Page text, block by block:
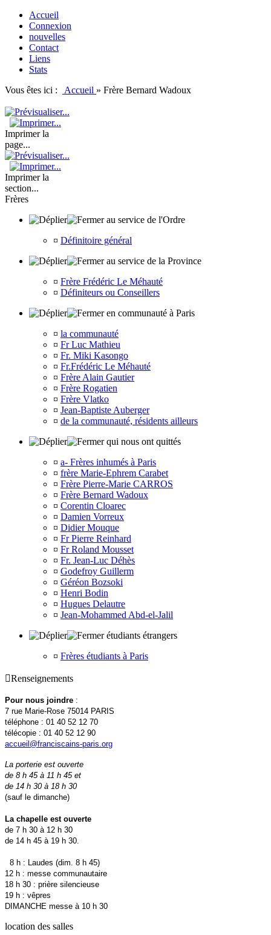
Accueil
Connexion
nouvelles
Contact
Liens
Stats
Vous êtes ici :
Accueil » Frère Bernard Wadoux
Imprimer la
page...
Imprimer la
section...
Frères
au service de l'Ordre
¤ Définitoire général
au service de la Province
¤ Frère Frédéric Le Méhauté
¤ Définiteurs ou Conseillers
en communauté à Paris
¤ la communauté
¤ Fr Luc Mathieu
¤ Fr. Miki Kasongo
¤ Fr.Frédéric Le Méhauté
¤ Frère Alain Gautier
¤ Frère Rogatien
¤ Frère Vlatko
¤ Jean-Baptiste Auberger
¤ de la communauté, résidents ailleurs
qui nous ont quittés
¤ a- Frères inhumés à Paris
¤ frère Marie-Ephrem Carabet
¤ Frère Pierre-Marie CARROS
¤ Frère Bernard Wadoux
¤ Corentin Cloarec
¤ Damien Vorreux
¤ Didier Mouque
¤ Fr Pierre Reinhard
¤ Fr Roland Mousset
¤ Fr. Jean-Luc Déhès
¤ Godefroy Guillerm
¤ Géréon Bozsoki
¤ Henri Bodin
¤ Hugues Delautre
¤ Jean-Mohammed Abd-el-Jalil
étudiants étrangers
¤ Frères étudiants à Paris
Renseignements
Pour nous joindre :
7 rue Marie-Rose 75014 PARIS
téléphone : 01 40 52 12 70
télécopie : 01 40 52 12 90
accueil@franciscains-paris.org
La porterie est ouverte
de 8 h 45 à 11 h 45 et
de 14 h 30 à 18 h 30
(sauf le dimanche)
La chapelle est ouverte
de 7 h 30 à 12 h 30
de 14 h 45 à 19 h 30.
8 h : Laudes (dim. 8 h 45)
12 h : messe communautaire
18 h 30 : prière silencieuse
19 h : vêpres
DIMANCHE messe à 10 h 30
location des salles